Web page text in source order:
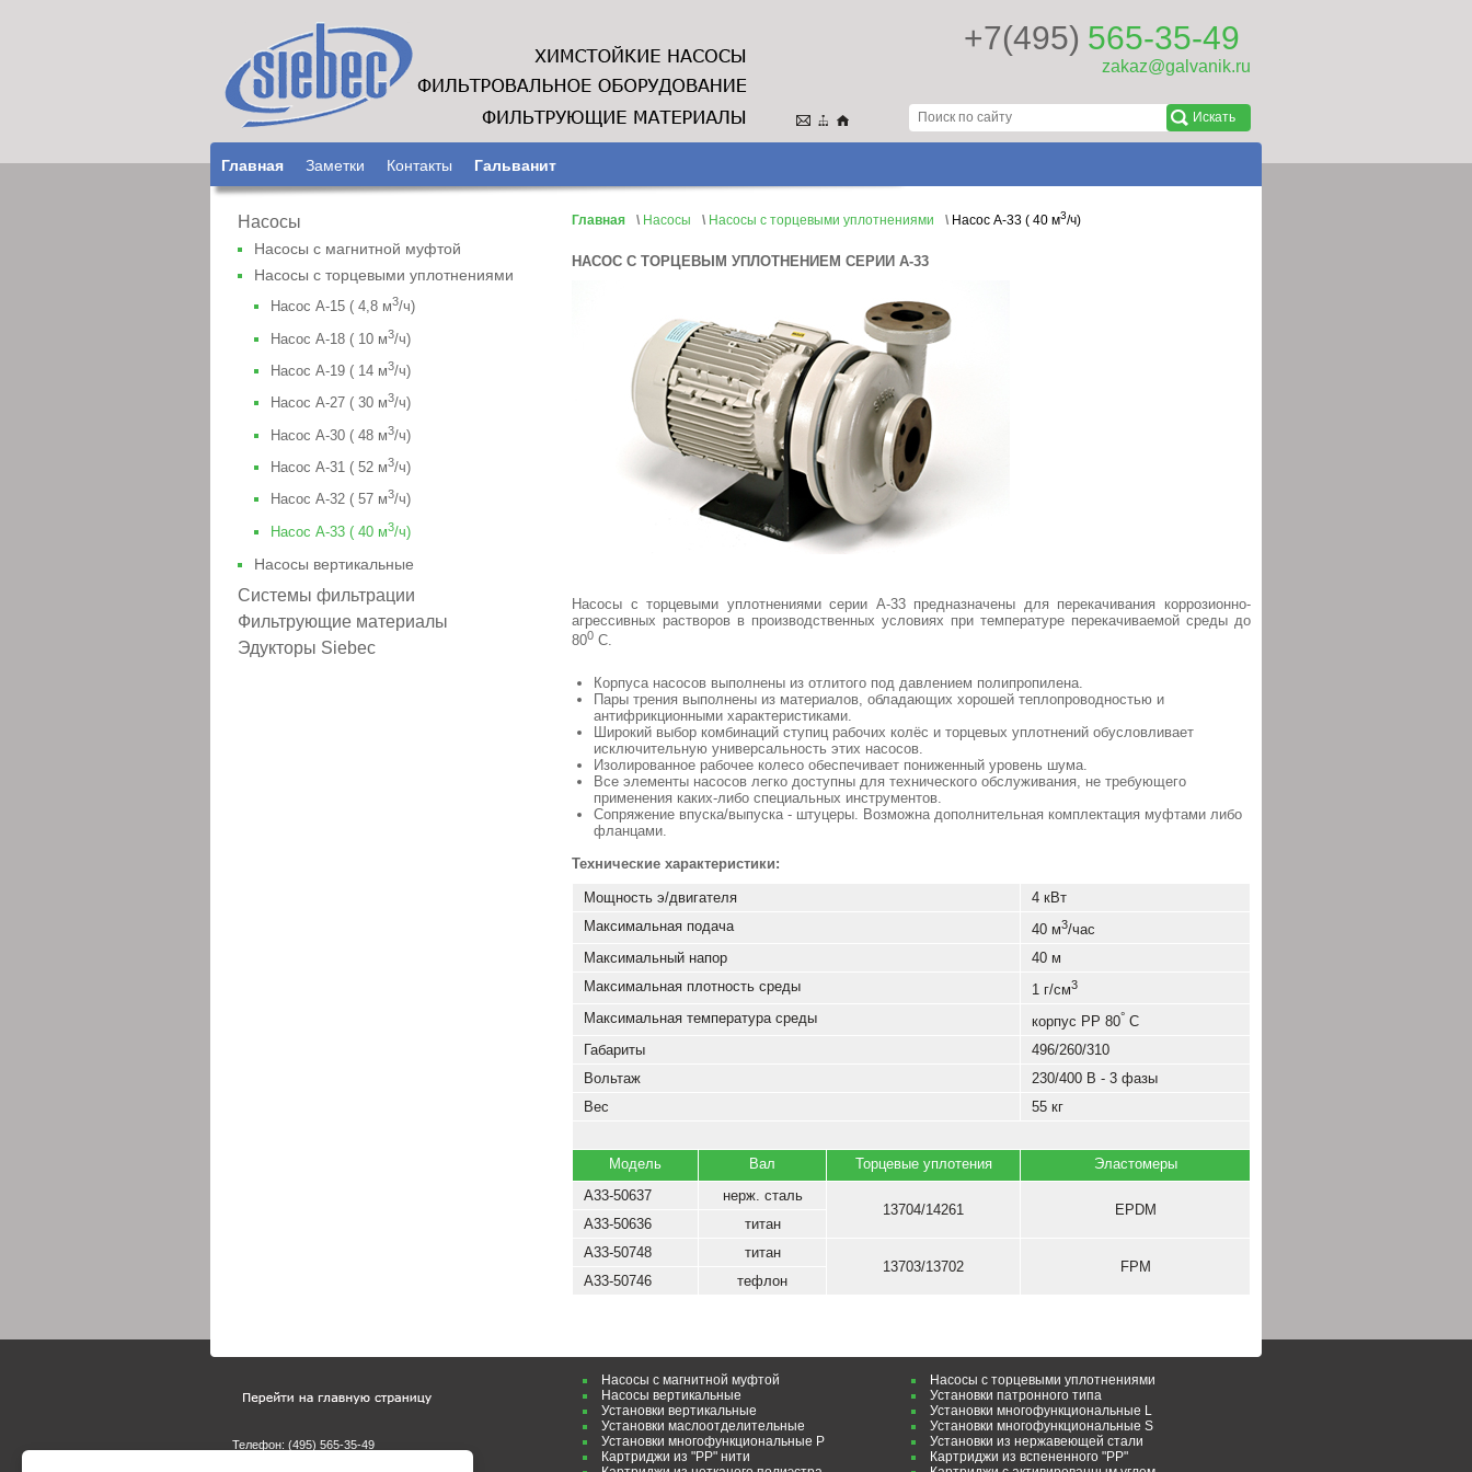
+7(495) 565-35-49
zakaz@galvanik.ru
Главная Заметки Контакты Гальванит
Насосы
Насосы с магнитной муфтой
Насосы с торцeвыми уплотнениями
Насос A-15 ( 4,8 м3/ч)
Насос A-18 ( 10 м3/ч)
Насос A-19 ( 14 м3/ч)
Насос A-27 ( 30 м3/ч)
Насос A-30 ( 48 м3/ч)
Насос A-31 ( 52 м3/ч)
Насос A-32 ( 57 м3/ч)
Насос A-33 ( 40 м3/ч)
Насосы вертикальные
Системы фильтрации
Фильтрующие материалы
Эдукторы Siebec
Главная \ Насосы \ Насосы с торцeвыми уплотнениями \ Насос A-33 ( 40 м3/ч)
НАСОС С ТОРЦЕВЫМ УПЛОТНЕНИЕМ СЕРИИ А-33
Насосы с торцевыми уплотнениями серии А-33 предназначены для перекачивания коррозионно-
агрессивных растворов в производственных условиях при температуре перекачиваемой среды до
800 С.
Корпуса насосов выполнены из отлитого под давлением полипропилена.
Пары трения выполнены из материалов, обладающих хорошей теплопроводностью и
антифрикционными характеристиками.
Широкий выбор комбинаций ступиц рабочих колёс и торцевых уплотнений обусловливает
исключительную универсальность этих насосов.
Изолированное рабочее колесо обеспечивает пониженный уровень шума.
Все элементы насосов легко доступны для технического обслуживания, не требующего
применения каких-либо специальных инструментов.
Сопряжение впуска/выпуска - штуцеры. Возможна дополнительная комплектация муфтами либо
фланцами.
Технические характеристики:
Мощность э/двигателя
4 кВт
Максимальная подача
40 м3/час
Максимальный напор
40 м
Максимальная плотность среды
1 г/см3
Максимальная температура среды корпус РР 80° С
Габариты
496/260/310
Вольтаж
230/400 В - 3 фазы
Вес
55 кг
Модель Вал Торцевые уплотения
Эластомеры
А33-50637
нерж. сталь
13704/14261
EPDM
A33-50636
титан
A33-50748
титан
13703/13702
FPM
A33-50746
тефлон
Телефон: (495) 565-35-49
Насосы с магнитной муфтой
Насосы с торцeвыми уплотнениями
Насосы вертикальные
Установки патронного типа
Установки вертикальные
Установки многофункциональные L
Установки маслоотделительные
Установки многофункциональные S
Установки многофункциональные P
Установки из нержавеющей стали
Картриджи из "РР" нити
Картриджи из вспененного "РР"